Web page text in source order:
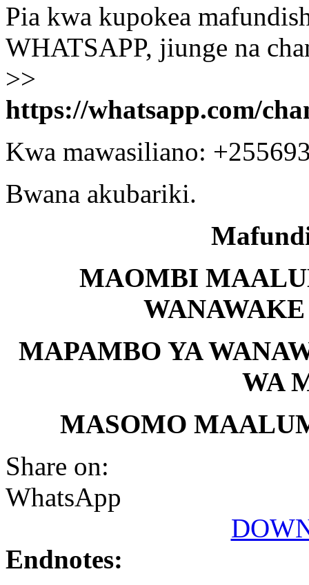
Pia kwa kupokea
WHATSAPP, jiunge na
>>
https://whatsapp.com/
Kwa mawasiliano:
Bwana akubariki.
MAOMBI
MAPAMBO YA
WA
MASOMO
Share on:
WhatsApp
Endnotes: